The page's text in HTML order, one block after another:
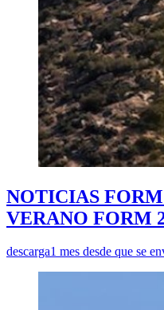
NOTICIAS
VERANO FORM
descarga1 mes desde que se